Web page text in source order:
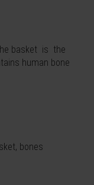
basket is the
human bone
bones